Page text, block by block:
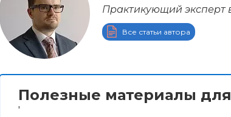
Практикующий эксперт
Все статьи автора
Полезные материалы
'